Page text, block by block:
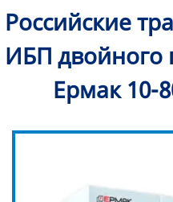
Российские
ИБП двойного
Ермак 10-